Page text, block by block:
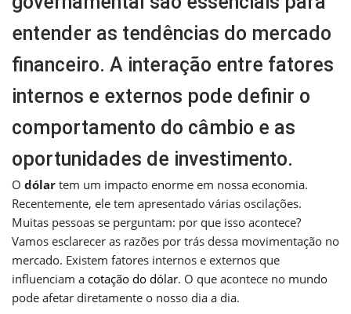
entender as tendências do mercado
financeiro. A interação entre fatores
internos e externos pode definir o
comportamento do câmbio e as
oportunidades de investimento.
O dólar tem um impacto enorme em nossa economia.
Recentemente, ele tem apresentado várias oscilações.
Muitas pessoas se perguntam: por que isso acontece?
Vamos esclarecer as razões por trás dessa movimentação no
mercado. Existem fatores internos e externos que
influenciam a cotação do dólar. O que acontece no mundo
pode afetar diretamente o nosso dia a dia.